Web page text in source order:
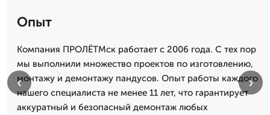
Опыт
Компания ПРОЛЁТМск работает с 2006 года. С тех пор
мы выполнили множество проектов по изготовлению,
монтажу и демонтажу пандусов. Опыт работы каждого
нашего специалиста не менее 11 лет, что гарантирует
аккуратный и безопасный демонтаж любых
‹ ›